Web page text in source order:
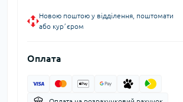
Новою поштою у відділення, поштомати
або курʼєром
Оплата